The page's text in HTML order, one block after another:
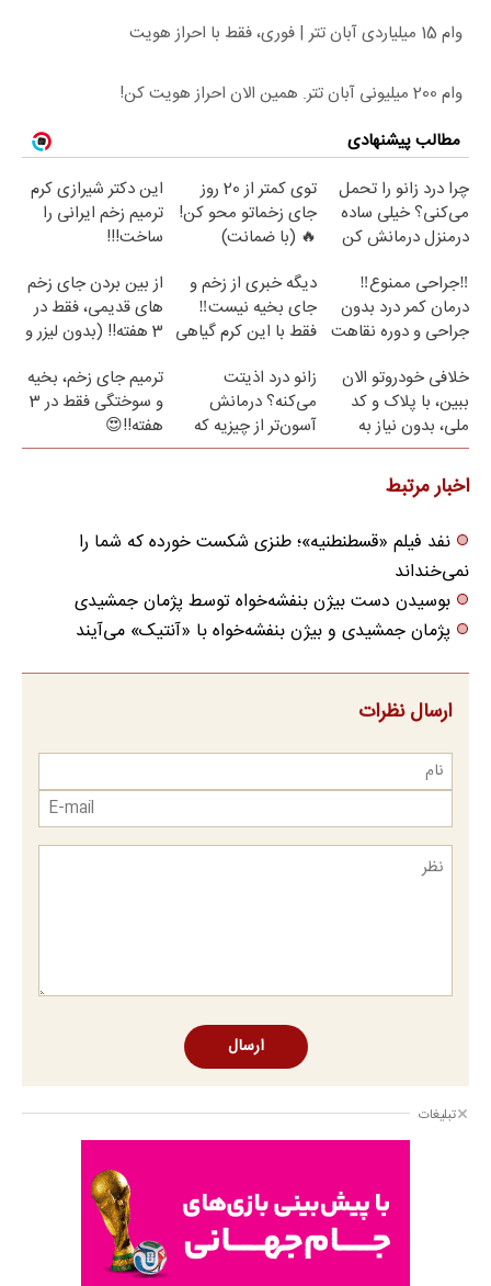
وام 15 میلیاردی آبان تتر | فوری، فقط با احراز هویت
وام 200 میلیونی آبان تتر. همین الان احراز هویت کن!
مطالب پیشنهادی
چرا درد زانو را تحمل
می‌کنی؟ خیلی ساده
درمنزل درمانش کن
توی کمتر از 20 روز
جای زخماتو محو کن!
🔥 (با ضمانت)
این دکتر شیرازی کرم
ترمیم زخم ایرانی را
ساخت!!!
‼️جراحی ممنوع‼️
درمان کمر درد بدون
جراحی و دوره نقاهت
دیگه خبری از زخم و
جای بخیه نیست‼️
فقط با این کرم گیاهی
از بین بردن جای زخم
های قدیمی، فقط در
3 هفته!! (بدون لیزر و
خلافی خودروتو الان
ببین، با پلاک و کد
ملی، بدون نیاز به
مراجعه حضوری
زانو درد اذیتت
می‌کنه؟ درمانش
آسون‌تر از چیزیه که
فکر
ترمیم جای زخم، بخیه
و سوختگی فقط در 3
هفته!!😍
اخبار مرتبط
نفد فیلم «قسطنطنیه»؛ طنزی شکست خورده که شما را
نمی‌خنداند
بوسیدن دست بیژن بنفشه‌خواه توسط پژمان جمشیدی
پژمان جمشیدی و بیژن بنفشه‌خواه با «آنتیک» می‏‌آیند
ارسال نظرات
ارسال
تبلیغات